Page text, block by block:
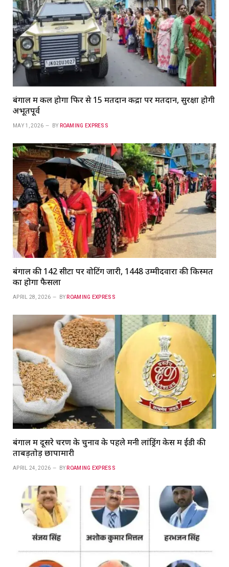
बंगाल में कल होगा फिर से 15 मतदान केंद्रों पर मतदान, सुरक्षा होगी
अभूतपूर्व
MAY 1, 2026 BY ROAMING EXPRESS
बंगाल की 142 सीटों पर वोटिंग जारी, 1448 उम्मीदवारों की किस्मत
का होगा फैसला
APRIL 28, 2026 BY ROAMING EXPRESS
बंगाल में दूसरे चरण के चुनाव के पहले मनी लांड्रिंग केस में ईडी की
ताबड़तोड़ छापामारी
APRIL 24, 2026 BY ROAMING EXPRESS